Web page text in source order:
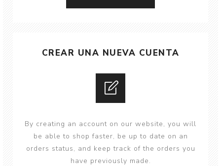
CREAR UNA NUEVA CUENTA
By creating an account on our website, you will
be able to shop faster, be up to date on an
orders status, and keep track of the orders you
have previously made.